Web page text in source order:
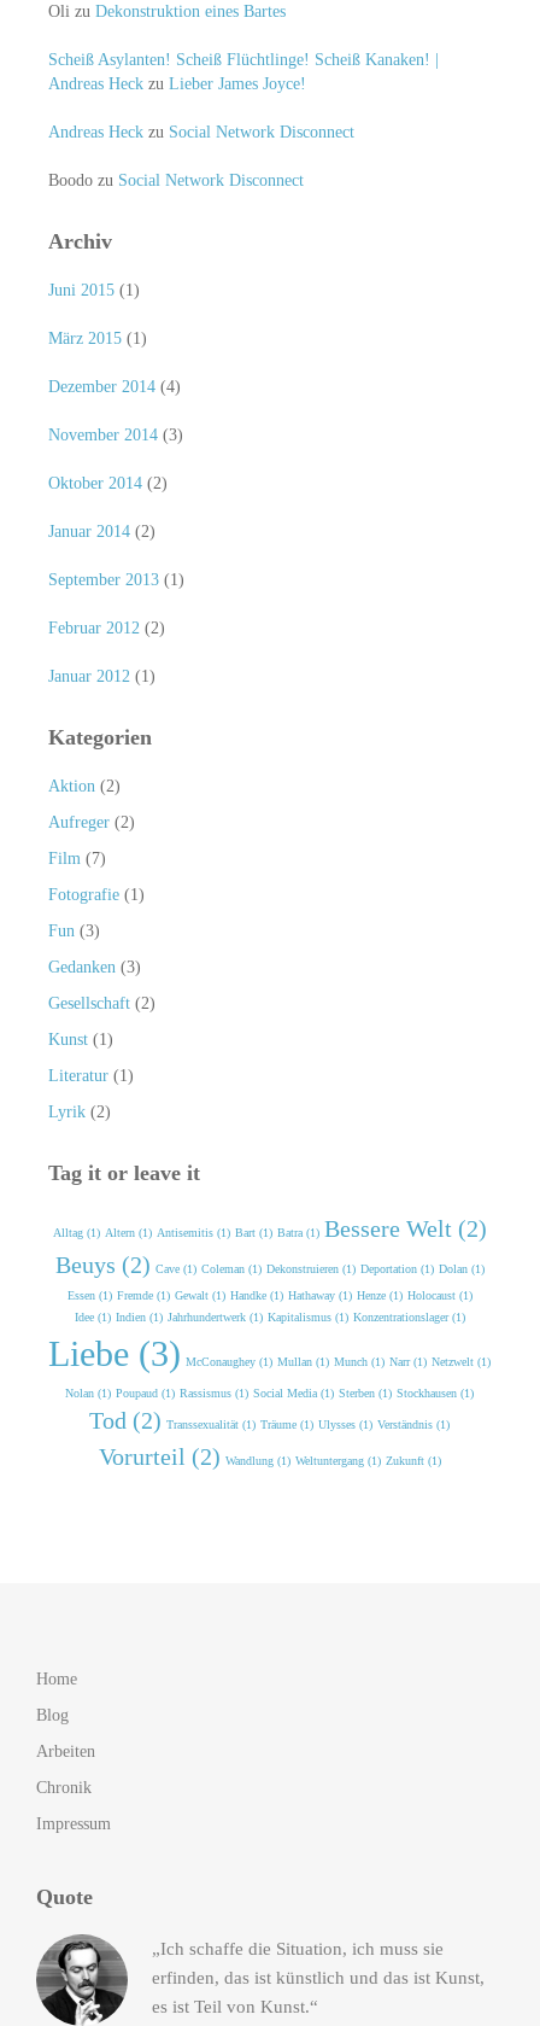
Oli zu Dekonstruktion eines Bartes
Scheiß Asylanten! Scheiß Flüchtlinge! Scheiß Kanaken! |
Andreas Heckzu Lieber James Joyce!
Andreas Heckzu Social Network Disconnect
Boodozu Social Network Disconnect
Archiv
Juni 2015(1)
März 2015(1)
Dezember 2014(4)
November 2014(3)
Oktober 2014(2)
Januar 2014(2)
September 2013(1)
Februar 2012 (2)
Januar 2012 (1)
Kategorien
Aktion (2)
Aufreger(2)
Film (7)
Fotografie(1)
Fun (3)
Gedanken (3)
Gesellschaft(2)
Kunst(1)
Literatur(1)
Lyrik(2)
Tag it or leave it
Alltag (1) Altern (1) Antisemitis (1) Bart (1) Batra (1) Bessere Welt (2)
Beuys (2) Cave (1) Coleman (1) Dekonstruieren (1) Deportation (1) Dolan (1)
Essen (1) Fremde (1) Gewalt (1) Handke (1) Hathaway (1) Henze (1) Holocaust (1)
Idee (1) Indien (1) Jahrhundertwerk (1) Kapitalismus (1) Konzentrationslager (1)
Liebe (3) McConaughey (1) Mullan (1) Munch (1) Narr (1) Netzwelt (1)
Nolan (1) Poupaud (1) Rassismus (1) Social Media (1) Sterben (1) Stockhausen (1)
Tod (2) Transsexualität (1) Träume (1) Ulysses (1) Verständnis (1)
Vorurteil (2) Wandlung (1) Weltuntergang (1) Zukunft (1)
Home
Blog
Arbeiten
Chronik
Impressum
Quote
„Ich schaffe die Situation, ich muss sie
erfinden, das ist künstlich und das ist Kunst,
es ist Teil von Kunst.“